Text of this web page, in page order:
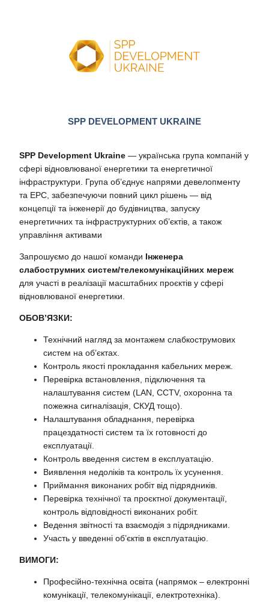
SPP Development Ukraine— українська група компаній у
сфері відновлюваної енергетики та енергетичної
інфраструктури. Група об’єднує напрями девелопменту
та EPC, забезпечуючи повний цикл рішень — від
концепції та інженерії до будівництва, запуску
енергетичних та інфраструктурних об’єктів, а також
управління активами
Запрошуємо до нашої команди Інженера
слабострумних систем/телекомунікаційних мереж
для участі в реалізації масштабних проєктів у сфері
відновлюваної енергетики.
ОБОВ’ЯЗКИ:
Технічний нагляд за монтажем слабкострумових
систем на об’єктах.
Контроль якості прокладання кабельних мереж.
Перевірка встановлення, підключення та
налаштування систем (LAN, CCTV, охоронна та
пожежна сигналізація, СКУД тощо).
Налаштування обладнання, перевірка
працездатності систем та їх готовності до
експлуатації.
Контроль введення систем в експлуатацію.
Виявлення недоліків та контроль їх усунення.
Приймання виконаних робіт від підрядників.
Перевірка технічної та проєктної документації,
контроль відповідності виконаних робіт.
Ведення звітності та взаємодія з підрядниками.
Участь у введенні об’єктів в експлуатацію.
ВИМОГИ:
Професійно-технічна освіта (напрямок – електронні
комунікації, телекомунікації, електротехніка).
SPP DEVELOPMENT UKRAINE